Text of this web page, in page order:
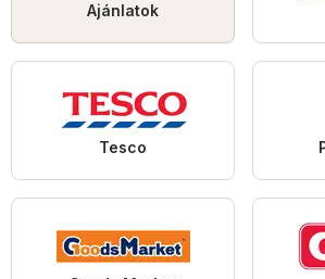
Ajánlatok
Tesco